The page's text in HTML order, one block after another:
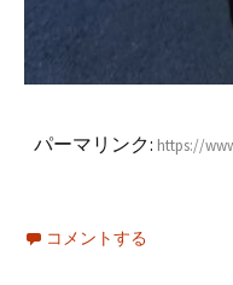
パーマリンク: https://
コメントする